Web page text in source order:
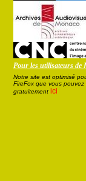
Pour les utilisateurs de
Notre site est optimisé
FireFox que vous pouvez
gratuitement ici